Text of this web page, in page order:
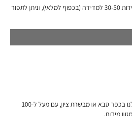
שמלת הכלה קיימת בסטודיו במידות 30-50 למדידה (בכפוף למלאי), וניתן לתפור
אנחנו מזמינות אותך לסטודיו שלנו בכפר סבא או מבשרת ציון, עם מעל ל-100
מידות.